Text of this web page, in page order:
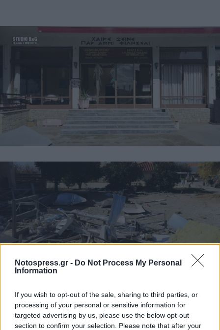
Notospress.gr - Do Not Process My Personal
Information
If you wish to opt-out of the sale, sharing to third parties, or
processing of your personal or sensitive information for
targeted advertising by us, please use the below opt-out
section to confirm your selection. Please note that after your